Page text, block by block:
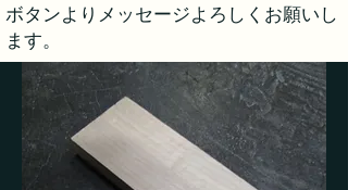
ボタンよりメッセージよろしくお願いし
ます。